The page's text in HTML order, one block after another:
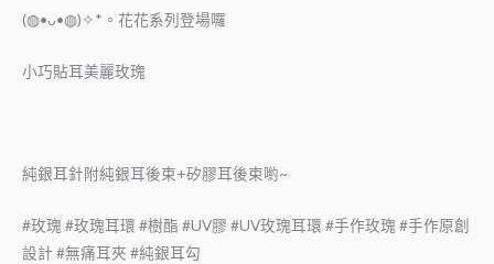
(◍•ᴗ•◍)✧*。花花系列登場囉
小巧貼耳美麗玫瑰
純銀耳針附純銀耳後束+矽膠耳後束喲~
#玫瑰 #玫瑰耳環 #樹酯 #UV膠 #UV玫瑰耳環 #手作玫瑰 #手作原創
設計 #無痛耳夾 #純銀耳勾